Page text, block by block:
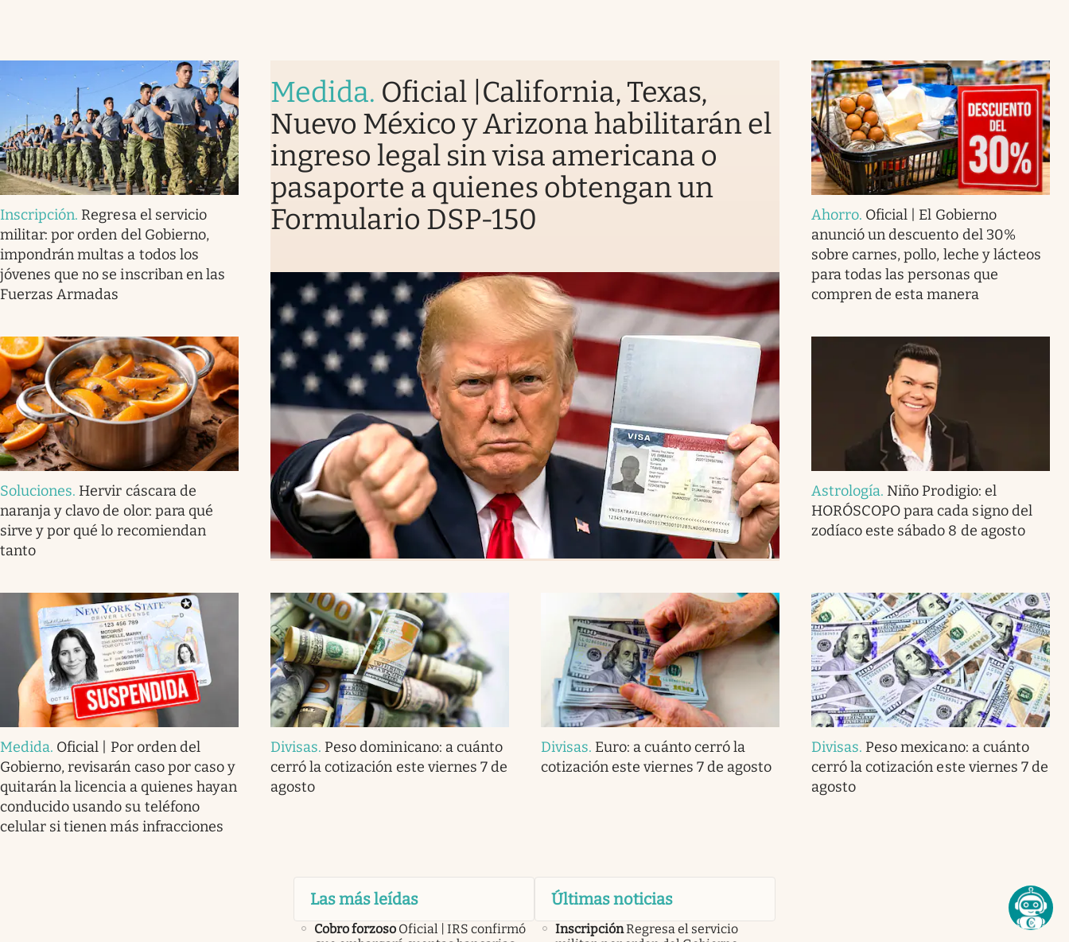
Inscripción. Regresa el servicio
militar: por orden del Gobierno,
impondrán multas a todos los
jóvenes que no se inscriban en las
Fuerzas Armadas
Medida. Oficial |California, Texas,
Nuevo México y Arizona habilitarán el
ingreso legal sin visa americana o
pasaporte a quienes obtengan un
Formulario DSP-150
Ahorro. Oficial | El Gobierno
anunció un descuento del 30%
sobre carnes, pollo, leche y lácteos
para todas las personas que
compren de esta manera
Soluciones. Hervir cáscara de
naranja y clavo de olor: para qué
sirve y por qué lo recomiendan
tanto
Astrología. Niño Prodigio: el
HORÓSCOPO para cada signo del
zodíaco este sábado 8 de agosto
Medida. Oficial | Por orden del
Gobierno, revisarán caso por caso y
quitarán la licencia a quienes hayan
conducido usando su teléfono
celular si tienen más infracciones
Divisas. Peso dominicano: a cuánto
cerró la cotización este viernes 7 de
agosto
Divisas. Euro: a cuánto cerró la
cotización este viernes 7 de agosto
Divisas. Peso mexicano: a cuánto
cerró la cotización este viernes 7 de
agosto
Las más leídas
Cobro forzoso Oficial | IRS confirmó
Últimas noticias
InscripciónRegresa el servicio